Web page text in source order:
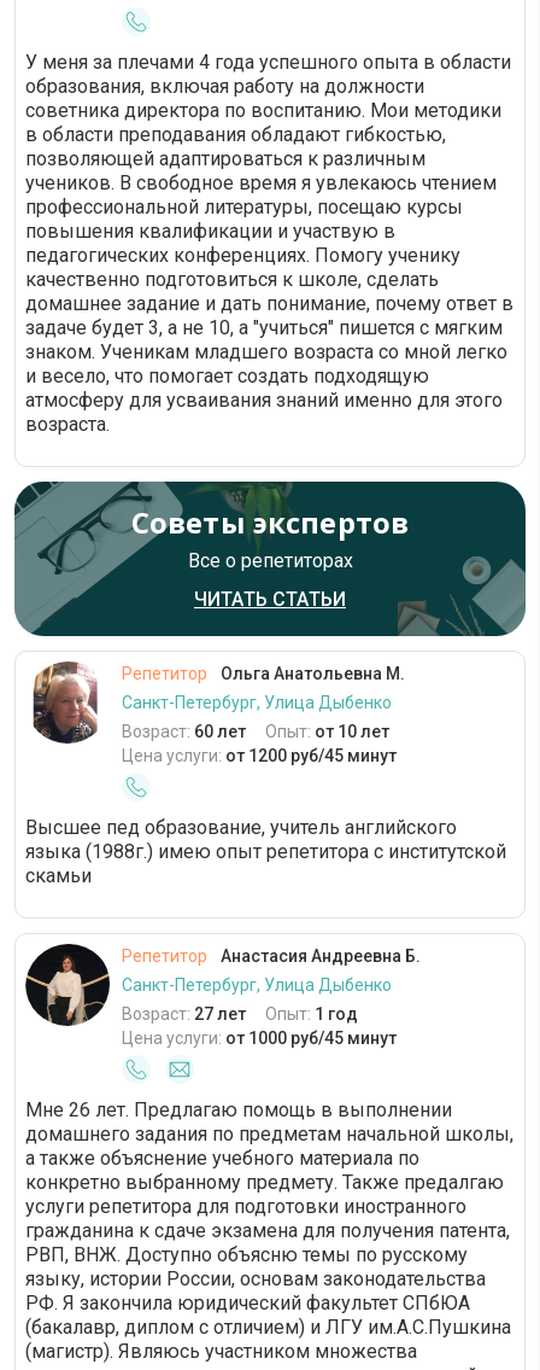
У меня за плечами 4 года успешного опыта в области
образования, включая работу на должности
советника директора по воспитанию. Мои методики
в области преподавания обладают гибкостью,
позволяющей адаптироваться к различным
учеников. В свободное время я увлекаюсь чтением
профессиональной литературы, посещаю курсы
повышения квалификации и участвую в
педагогических конференциях. Помогу ученику
качественно подготовиться к школе, сделать
домашнее задание и дать понимание, почему ответ в
задаче будет 3, а не 10, а "учиться" пишется с мягким
знаком. Ученикам младшего возраста со мной легко
и весело, что помогает создать подходящую
атмосферу для усваивания знаний именно для этого
возраста.
Советы экспертов
Все о репетиторах
ЧИТАТЬ СТАТЬИ
Репетитор
Ольга Анатольевна М.
Санкт-Петербург, Улица Дыбенко
Возраст: 60 лет Опыт: от 10 лет
Цена услуги: от 1200 руб/45 минут
Высшее пед образование, учитель английского
языка (1988г.) имею опыт репетитора с институтской
скамьи
Репетитор
Анастасия Андреевна Б.
Санкт-Петербург, Улица Дыбенко
Возраст: 27 лет Опыт: 1 год
Цена услуги: от 1000 руб/45 минут
Мне 26 лет. Предлагаю помощь в выполнении
домашнего задания по предметам начальной школы,
а также объяснение учебного материала по
конкретно выбранному предмету. Также предалгаю
услуги репетитора для подготовки иностранного
гражданина к сдаче экзамена для получения патента,
РВП, ВНЖ. Доступно объясню темы по русскому
языку, истории России, основам законодательства
РФ. Я закончила юридический факультет СПбЮА
(бакалавр, диплом с отличием) и ЛГУ им.А.С.Пушкина
(магистр). Являюсь участником множества